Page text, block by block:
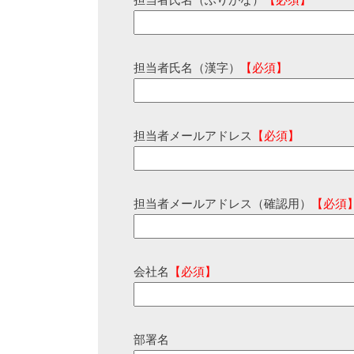
担当者氏名（漢字） 【必須】
担当者メールアドレス 【必須】
担当者メールアドレス（確認用） 【必須
会社名 【必須】
部署名